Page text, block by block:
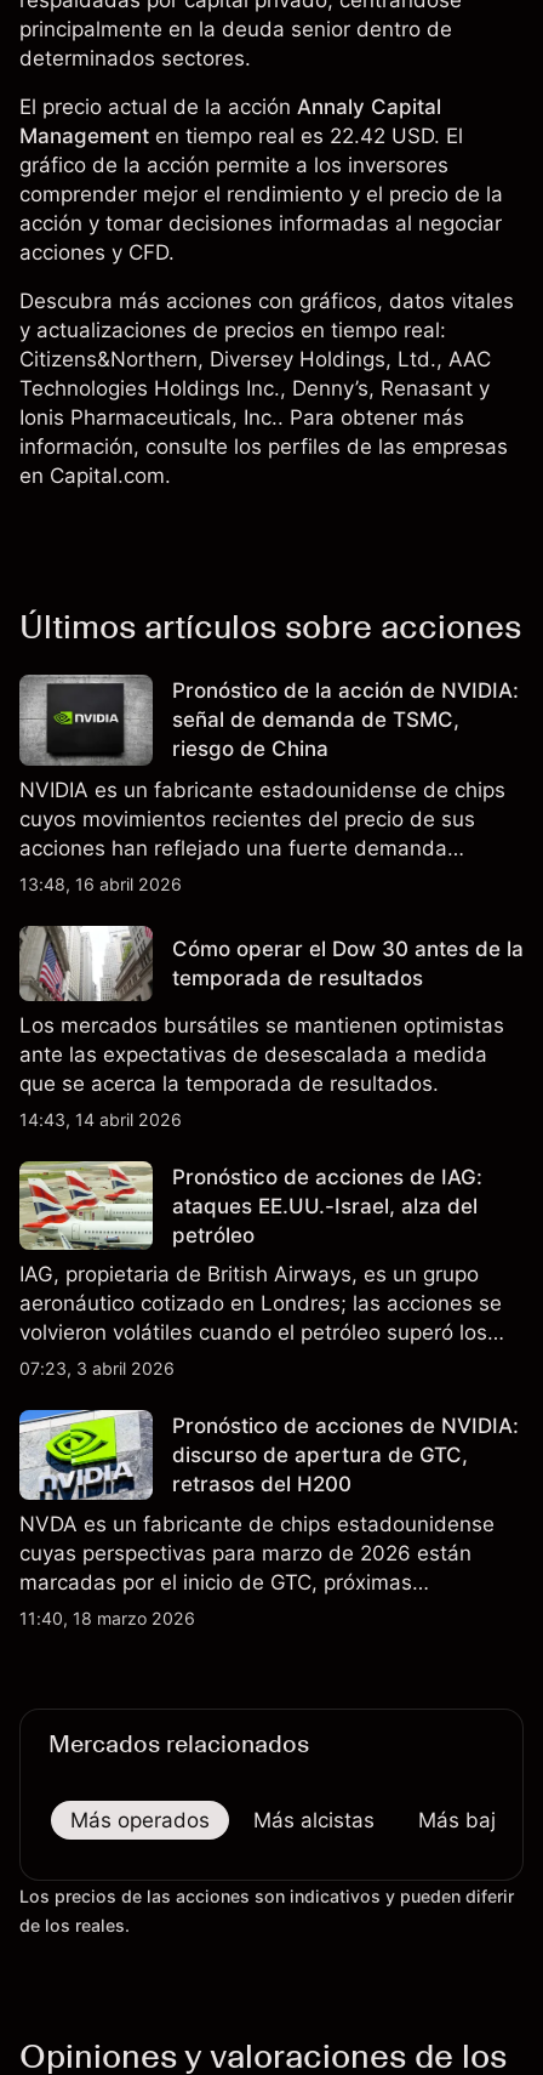
principalmente en la deuda senior dentro de
determinados sectores.
El precio actual de la acción Annaly Capital
Management en tiempo real es 22.42 USD. El
gráfico de la acción permite a los inversores
comprender mejor el rendimiento y el precio de la
acción y tomar decisiones informadas al negociar
acciones y CFD.
Descubra más acciones con gráficos, datos vitales
y actualizaciones de precios en tiempo real:
Citizens&Northern, Diversey Holdings, Ltd., AAC
Technologies Holdings Inc., Denny’s, Renasant y
Ionis Pharmaceuticals, Inc.. Para obtener más
información, consulte los perfiles de las empresas
en Capital.com.
Últimos artículos sobre acciones
Pronóstico de la acción de NVIDIA:
señal de demanda de TSMC,
riesgo de China
NVIDIA es un fabricante estadounidense de chips
cuyos movimientos recientes del precio de sus
acciones han reflejado una fuerte demanda
relacionada con la IA, ingresos trimestrales récord
de exportación de EE.UU. que afectan las ventas
en China.
13:48, 16 abril 2026
Cómo operar el Dow 30 antes de la
temporada de resultados
Los mercados bursátiles se mantienen optimistas
ante las expectativas de desescalada a medida
que se acerca la temporada de resultados.
14:43, 14 abril 2026
Pronóstico de acciones de IAG:
ataques EE.UU.-Israel, alza del
petróleo
IAG, propietaria de British Airways, es un grupo
aeronáutico cotizado en Londres; las acciones se
volvieron volátiles cuando el petróleo superó los
$105 y los cierres del espacio aéreo de Oriente
no es un indicador fiable de resultados futuros..
07:23, 3 abril 2026
Pronóstico de acciones de NVIDIA:
discurso de apertura de GTC,
retrasos del H200
NVDA es un fabricante de chips estadounidense
cuyas perspectivas para marzo de 2026 están
marcadas por el inicio de GTC, próximas
actualizaciones de productos y la incertidumbre
11:40, 18 marzo 2026
Mercados relacionados
Más operados Más alcistas Más bajistas
Los precios de las acciones son indicativos y pueden diferir
de los reales.
Opiniones y valoraciones de los